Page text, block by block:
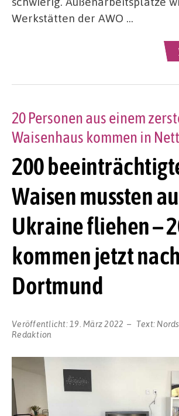
Werkstätten der AWO …
200
Waisen mussten
Ukraine fliehen –
kommen jetzt nach
Dortmund
20 Personen aus einem
Waisenhaus kommen in
Veröffentlicht: 19. März 2022 Text:
Redaktion